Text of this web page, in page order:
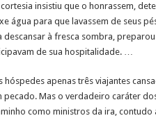
insistiu que o honrassem,
água para que lavassem de seus
descansar à fresca sombra,
de sua hospitalidade. …
hóspedes apenas três viajantes
Mas o verdadeiro caráter
como ministros da ira,